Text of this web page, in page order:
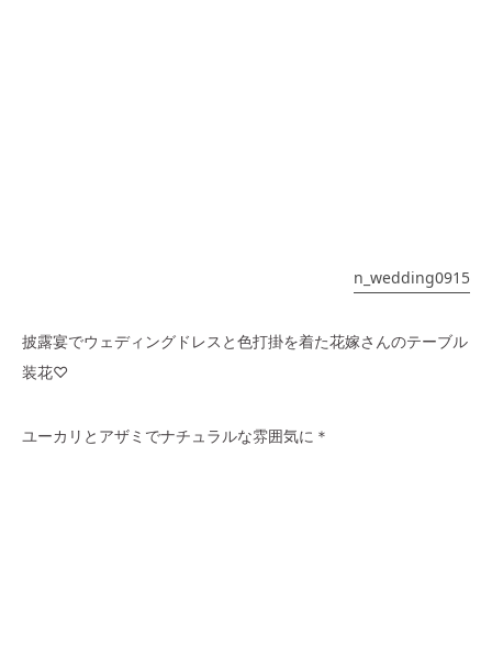
n_wedding0915
披露宴でウェディングドレスと色打掛を着た花嫁さんのテーブル
装花♡
ユーカリとアザミでナチュラルな雰囲気に＊